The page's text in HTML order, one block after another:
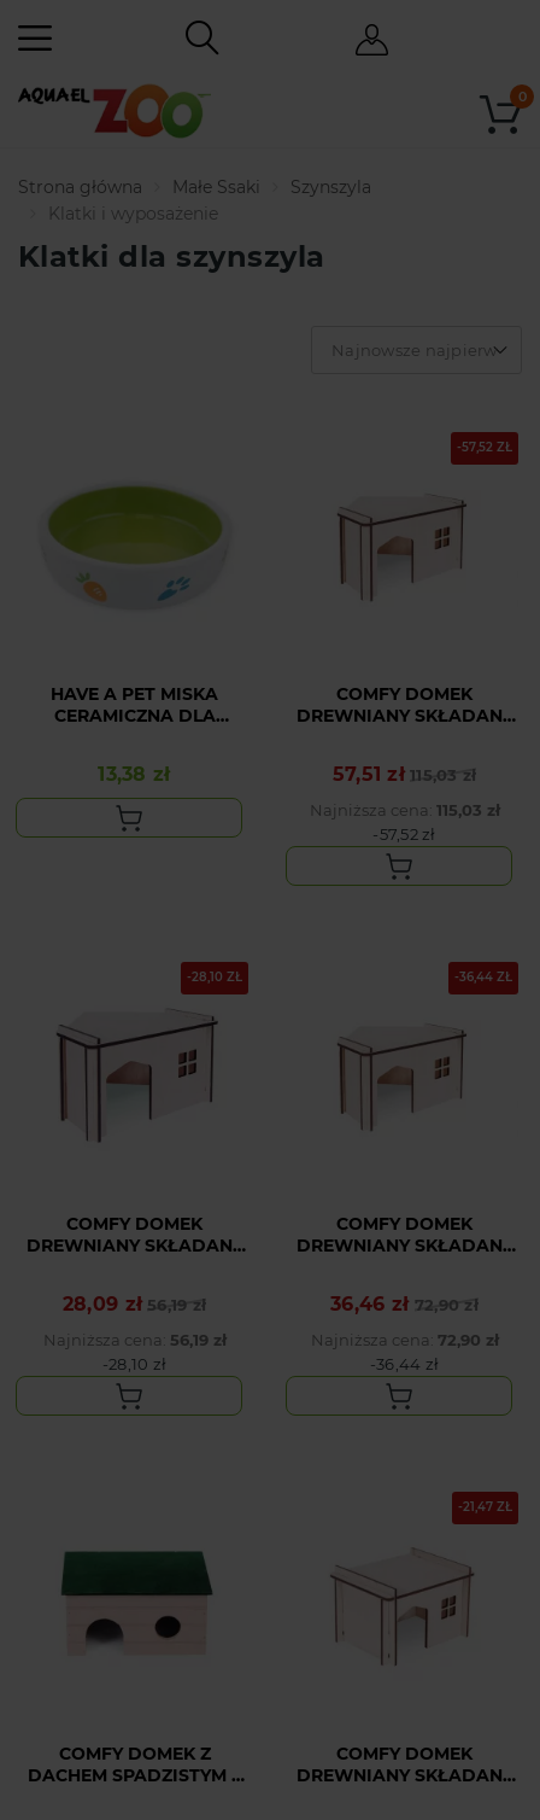
0
Strona główna Małe Ssaki
Szynszyla
Klatki i wyposażenie
Klatki dla szynszyla
Najnowsze najpierw
HAVE A PET MISKA
CERAMICZNA DLA
Cena
13,38 zł
-57,52 ZŁ
COMFY DOMEK
DREWNIANY SKŁADANY
Cena podstawowa
115,03 zł
Cena
57,51 zł
Najniższa cena: 115,03 zł
-57,52 zł
-28,10 ZŁ
COMFY DOMEK
DREWNIANY SKŁADANY
Cena podstawowa
56,19 zł
Cena
28,09 zł
Najniższa cena: 56,19 zł
-28,10 zł
-36,44 ZŁ
COMFY DOMEK
DREWNIANY SKŁADANY
Cena podstawowa
72,90 zł
Cena
36,46 zł
Najniższa cena: 72,90 zł
-36,44 zł
COMFY DOMEK Z
DACHEM SPADZISTYM 2
-21,47 ZŁ
COMFY DOMEK
DREWNIANY SKŁADANY